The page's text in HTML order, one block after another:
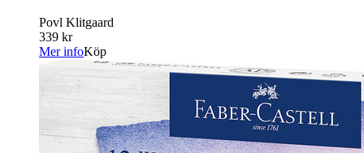
Povl Klitgaard
339 kr
Mer infoKöp